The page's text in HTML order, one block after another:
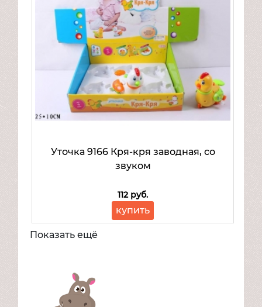
Уточка 9166 Кря-кря заводная, со
звуком
112 руб.
купить
Показать ещё